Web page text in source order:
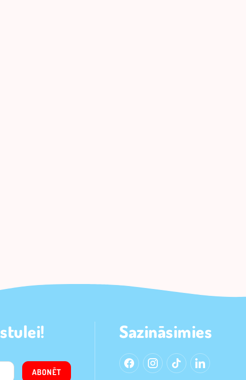
ABONĒT
Sazināsimies